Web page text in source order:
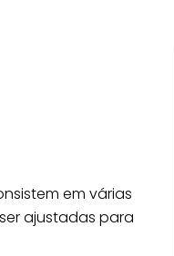
em várias
ajustadas para